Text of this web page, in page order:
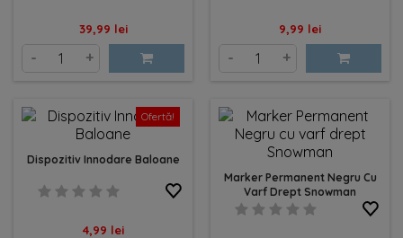
Pret
39,99 lei
- +
Pret
9,99 lei
- +
Ofertă!
Dispozitiv Innodare Baloane
Pret
4,99 lei
Marker Permanent Negru Cu
Varf Drept Snowman